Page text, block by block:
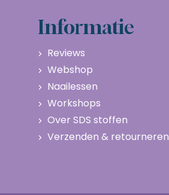
Informatie
Reviews
Webshop
Naailessen
Workshops
Over SDS stoffen
Verzenden & retourneren